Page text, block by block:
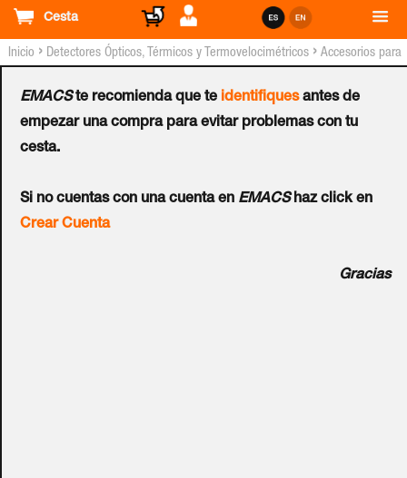
Cesta
EMACSte recomienda que te identifiquesantes de
empezar una compra para evitar problemas con tu
cesta.
Si no cuentas con una cuenta en EMACShaz click en
Crear Cuenta
Gracias
Inicio › Detectores Ópticos, Térmicos y Termovelocimétricos › Accesorios para
Base NOTIFIER® Estándar
con Resistencia para
Entrada de Tubo de 18-